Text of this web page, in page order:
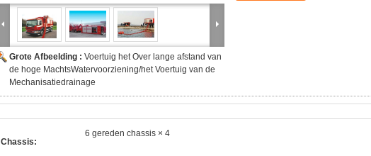
Grote Afbeelding : Voertuig het Over lange afstand van
de hoge MachtsWatervoorziening/het Voertuig van de
Mechanisatiedrainage
Chassis:
6 gereden chassis × 4